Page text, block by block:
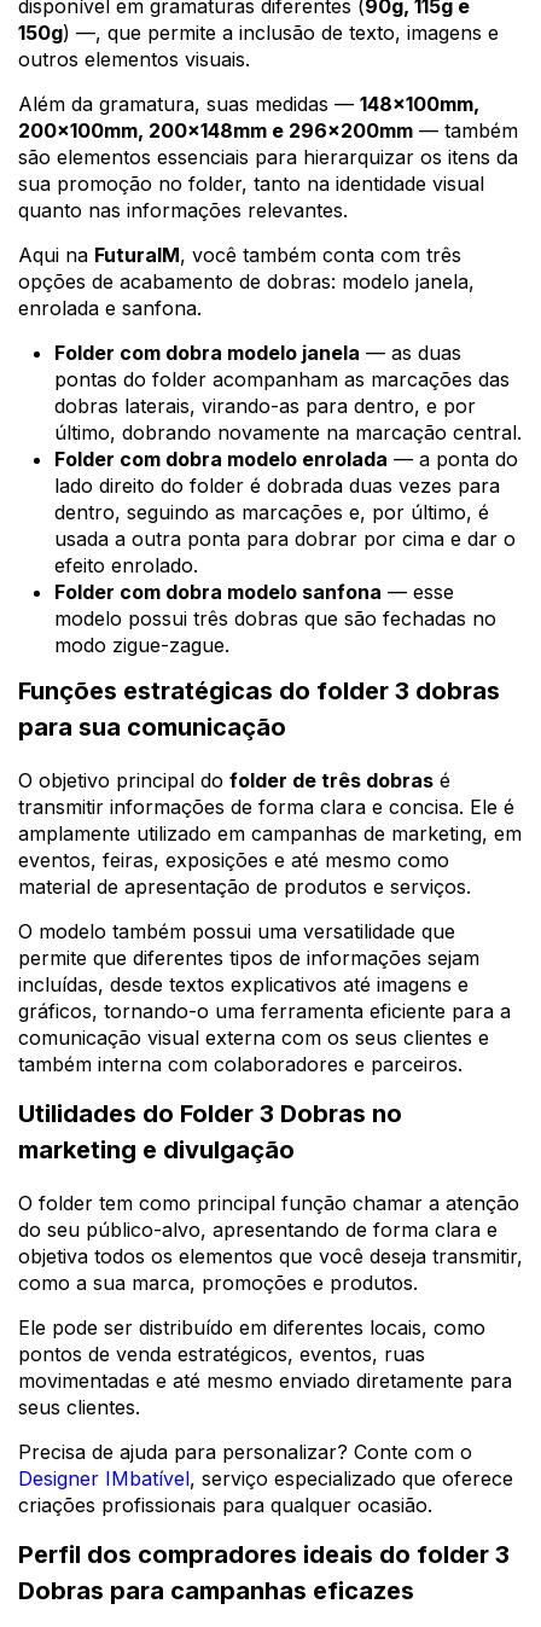
disponível em gramaturas diferentes (90g, 115g e
150g) —, que permite a inclusão de texto, imagens e
outros elementos visuais.
Além da gramatura, suas medidas — 148x100mm,
200x100mm, 200x148mm e 296x200mm — também
são elementos essenciais para hierarquizar os itens da
sua promoção no folder, tanto na identidade visual
quanto nas informações relevantes.
Aqui na FuturaIM, você também conta com três
opções de acabamento de dobras: modelo janela,
enrolada e sanfona.
Folder com dobra modelo janela — as duas
pontas do folder acompanham as marcações das
dobras laterais, virando-as para dentro, e por
último, dobrando novamente na marcação central.
Folder com dobra modelo enrolada — a ponta do
lado direito do folder é dobrada duas vezes para
dentro, seguindo as marcações e, por último, é
usada a outra ponta para dobrar por cima e dar o
efeito enrolado.
Folder com dobra modelo sanfona — esse
modelo possui três dobras que são fechadas no
modo zigue-zague.
Funções estratégicas do folder 3 dobras
para sua comunicação
O objetivo principal do folder de três dobras é
transmitir informações de forma clara e concisa. Ele é
amplamente utilizado em campanhas de marketing, em
eventos, feiras, exposições e até mesmo como
material de apresentação de produtos e serviços.
O modelo também possui uma versatilidade que
permite que diferentes tipos de informações sejam
incluídas, desde textos explicativos até imagens e
gráficos, tornando-o uma ferramenta eficiente para a
comunicação visual externa com os seus clientes e
também interna com colaboradores e parceiros.
Utilidades do Folder 3 Dobras no
marketing e divulgação
O folder tem como principal função chamar a atenção
do seu público-alvo, apresentando de forma clara e
objetiva todos os elementos que você deseja transmitir,
como a sua marca, promoções e produtos.
Ele pode ser distribuído em diferentes locais, como
pontos de venda estratégicos, eventos, ruas
movimentadas e até mesmo enviado diretamente para
seus clientes.
Precisa de ajuda para personalizar? Conte com o
Designer IMbatível, serviço especializado que oferece
criações profissionais para qualquer ocasião.
Perfil dos compradores ideais do folder 3
Dobras para campanhas eficazes